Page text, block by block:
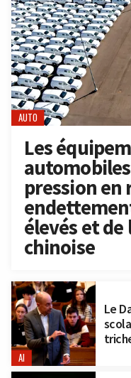
AUTO
Les
pression en
élevés et
chinoise
AI
Le